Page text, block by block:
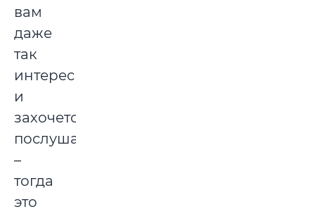
вам
даже
так
интересно
и
захочется
послушать
–
тогда
это